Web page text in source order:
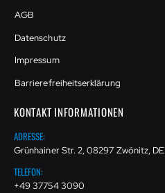
AGB
Datenschutz
Impressum
Barrierefreiheitserklärung
KONTAKT INFORMATIONEN
ADRESSE:
Grünhainer Str. 2, 08297 Zwönitz, DE
TELEFON:
+49 37754 3090